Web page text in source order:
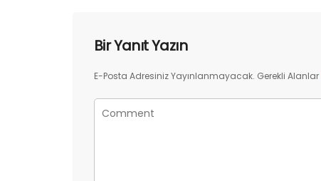
Bir Yanıt Yazın
E-Posta Adresiniz Yayınlanmayacak. Gerekli Alanlar